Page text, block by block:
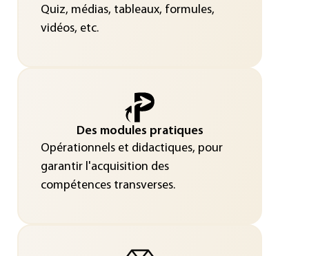
Quiz, médias, tableaux, formules,
vidéos, etc.
Des modules pratiques
Opérationnels et didactiques, pour
garantir l'acquisition des
compétences transverses.